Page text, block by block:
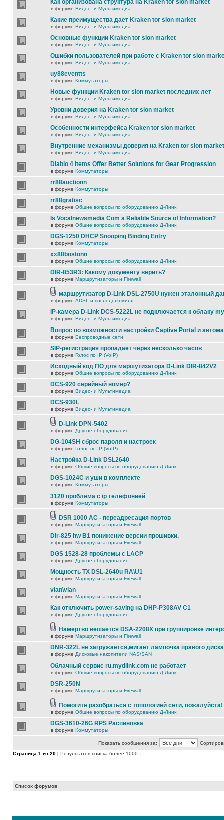
Как организована структура на Kraken tor slon market
в форуме Видео- и Мультимедиа
Какие преимущества дает Kraken tor slon market
в форуме Видео- и Мультимедиа
Основные функции Kraken tor slon market
в форуме Видео- и Мультимедиа
Ошибки пользователей при работе с Kraken tor slon
в форуме Видео- и Мультимедиа
uy88eventts
в форуме Коммутаторы
Новые функции Kraken tor slon market последних лет
в форуме Видео- и Мультимедиа
Уровни доверия на Kraken tor slon market
в форуме Видео- и Мультимедиа
Особенности интерфейса Kraken tor slon market
в форуме Видео- и Мультимедиа
Внутренние механизмы доверия на Kraken tor slon market
в форуме Видео- и Мультимедиа
Diablo 4 Items Offer Better Solutions for Gear Progression
в форуме Коммутаторы
rr88auctionn
в форуме Коммутаторы
rr88gratisc
в форуме Общие вопросы по оборудованию Д-Линк
Is Vocalnewsmedia Com a Reliable Source of Information?
в форуме Общие вопросы по оборудованию Д-Линк
DGS-1250 DHCP Snooping Binding Entry
в форуме Коммутаторы
xx88bostonn
в форуме Общие вопросы по оборудованию Д-Линк
DIR-853R3: Какому документу верить?
в форуме Маршрутизаторы и Firewall
маршрутизатор D-Link DSL-2750U нужен эталонный
в форуме ADSL и последняя миля
IP-камера D-Link DCS-5222L не подключается к облаку
в форуме Видео- и Мультимедиа
Вопрос по возможности настройки Captive Portal и
в форуме Беспроводные сети
SIP-регистрация пропадает через несколько часов
в форуме Голос по IP (VoIP)
Исходный код ПО для маршутизатора D-Link DIR-842V2
в форуме Общие вопросы по оборудованию Д-Линк
DCS-920 серийный номер?
в форуме Видео- и Мультимедиа
DCS-930L
в форуме Видео- и Мультимедиа
D-Link DPN-5402
в форуме Другое оборудование
DG-104SH сброс пароля и настроек
в форуме Голос по IP (VoIP)
Настройка D-Link DSL2640
в форуме Общие вопросы по оборудованию Д-Линк
DGS-1024C и уши в комплекте
в форуме Коммутаторы
3120 проблема с ip телефонией
в форуме Коммутаторы
DSR 1000 AC - переадресация портов
в форуме Маршрутизаторы и Firewall
Dir-825 hw B1 понижение версии прошивки.
в форуме Маршрутизаторы и Firewall
DGS 1528-28 проблемы с LACP
в форуме Другое оборудование
Мощность TX DSL-2640u RA\U1
в форуме Маршрутизаторы и Firewall
vlan\vlan
в форуме Маршрутизаторы и Firewall
Как отключить power-saving на DHP-P308AV C1
в форуме Другое оборудование
Намертво вешается DSA-2208X при группировке
в форуме Маршрутизаторы и Firewall
DNR-322L не загружается,мигает лампочка правого диска
в форуме Дисковые накопители NAS/SAN
Облачный сервис ru.mydlink.com не работает
в форуме Общие вопросы по оборудованию Д-Линк
DSR-250N
в форуме Маршрутизаторы и Firewall
Помогите разобраться с топологией сети, пожалуйста!
в форуме Общие вопросы по оборудованию Д-Линк
DGS-3610-26G RPS Распиновка
в форуме Коммутаторы
Показать сообщения за:
Страница 1 из 20 [ Результатов поиска более 1000 ]
Список форумов